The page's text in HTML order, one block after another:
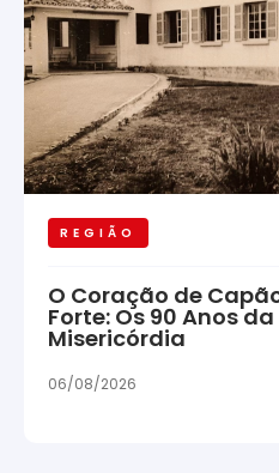
REGIÃO
O Coração de
Forte: Os 90 Anos
Misericórdia
06/08/2026